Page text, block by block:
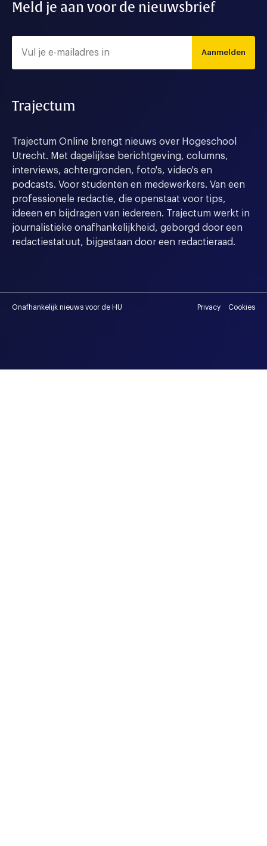
Meld je aan voor de nieuwsbrief
Aanmelden
Trajectum
Trajectum Online brengt nieuws over Hogeschool
Utrecht. Met dagelijkse berichtgeving, columns,
interviews, achtergronden, foto's, video's en
podcasts. Voor studenten en medewerkers. Van een
professionele redactie, die openstaat voor tips,
ideeen en bijdragen van iedereen. Trajectum werkt in
journalistieke onafhankelijkheid, geborgd door een
redactiestatuut, bijgestaan door een redactieraad.
Onafhankelijk nieuws voor de HU Privacy Cookies